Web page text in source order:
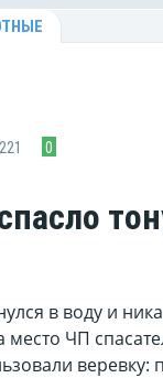
0
в воду и
ЧП
веревку: